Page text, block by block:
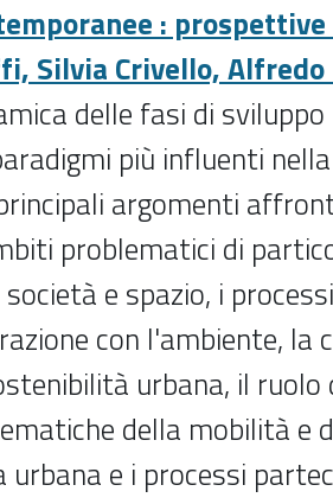
:
Silvia Crivello,
delle fasi di
più influenti
argomenti
problematici di
e spazio, i
con l'ambiente, la
urbana, il ruolo
della mobilità e
e i processi